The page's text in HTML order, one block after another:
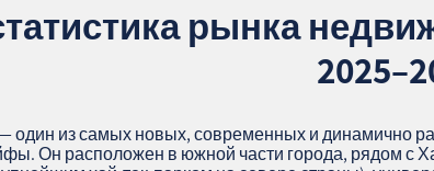
рынка
один из самых новых, современных и динамично
Он расположен в южной части города, рядом с